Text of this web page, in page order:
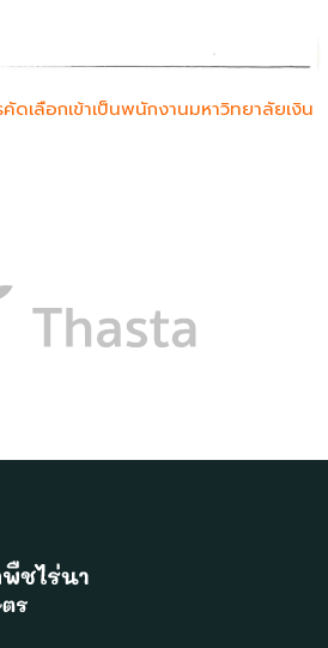
ดเลือกเข้าเป็นพนักงานมหาวิทยาลัยเงิน